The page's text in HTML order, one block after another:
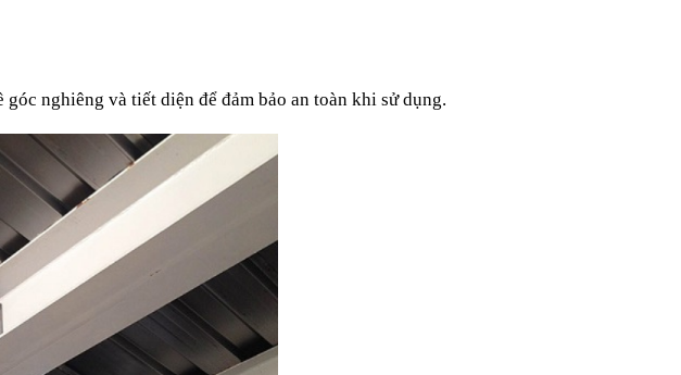
nghiêng và tiết diện để đảm bảo an toàn khi sử dụng.